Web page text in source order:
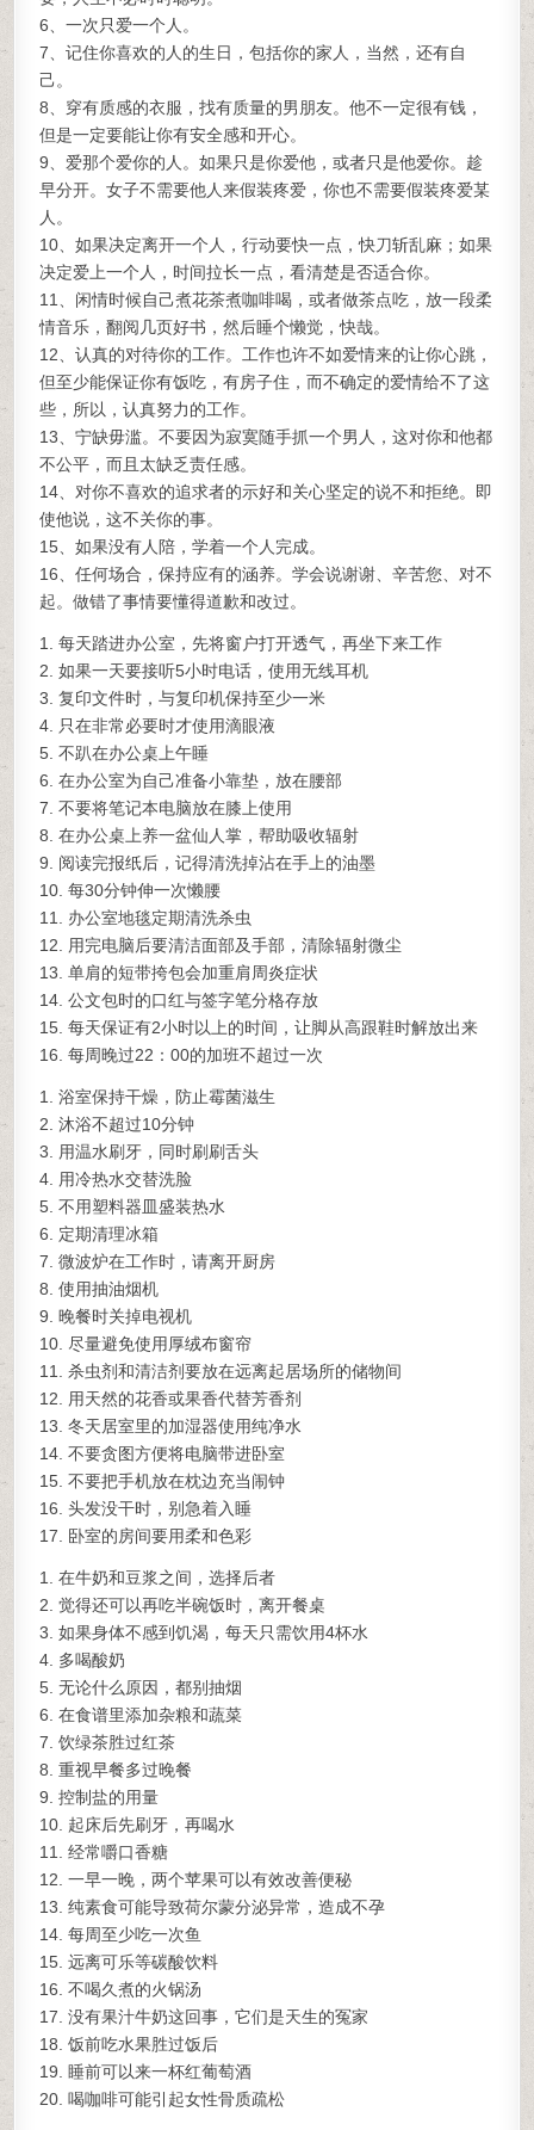
6、一次只爱一个人。
7、记住你喜欢的人的生日，包括你的家人，当然，还有自
己。
8、穿有质感的衣服，找有质量的男朋友。他不一定很有钱，
但是一定要能让你有安全感和开心。
9、爱那个爱你的人。如果只是你爱他，或者只是他爱你。趁
早分开。女子不需要他人来假装疼爱，你也不需要假装疼爱某
人。
10、如果决定离开一个人，行动要快一点，快刀斩乱麻；如果
决定爱上一个人，时间拉长一点，看清楚是否适合你。
11、闲情时候自己煮花茶煮咖啡喝，或者做茶点吃，放一段柔
情音乐，翻阅几页好书，然后睡个懒觉，快哉。
12、认真的对待你的工作。工作也许不如爱情来的让你心跳，
但至少能保证你有饭吃，有房子住，而不确定的爱情给不了这
些，所以，认真努力的工作。
13、宁缺毋滥。不要因为寂寞随手抓一个男人，这对你和他都
不公平，而且太缺乏责任感。
14、对你不喜欢的追求者的示好和关心坚定的说不和拒绝。即
使他说，这不关你的事。
15、如果没有人陪，学着一个人完成。
16、任何场合，保持应有的涵养。学会说谢谢、辛苦您、对不
起。做错了事情要懂得道歉和改过。
1. 每天踏进办公室，先将窗户打开透气，再坐下来工作
2. 如果一天要接听5小时电话，使用无线耳机
3. 复印文件时，与复印机保持至少一米
4. 只在非常必要时才使用滴眼液
5. 不趴在办公桌上午睡
6. 在办公室为自己准备小靠垫，放在腰部
7. 不要将笔记本电脑放在膝上使用
8. 在办公桌上养一盆仙人掌，帮助吸收辐射
9. 阅读完报纸后，记得清洗掉沾在手上的油墨
10. 每30分钟伸一次懒腰
11. 办公室地毯定期清洗杀虫
12. 用完电脑后要清洁面部及手部，清除辐射微尘
13. 单肩的短带挎包会加重肩周炎症状
14. 公文包时的口红与签字笔分格存放
15. 每天保证有2小时以上的时间，让脚从高跟鞋时解放出来
16. 每周晚过22：00的加班不超过一次
1. 浴室保持干燥，防止霉菌滋生
2. 沐浴不超过10分钟
3. 用温水刷牙，同时刷刷舌头
4. 用冷热水交替洗脸
5. 不用塑料器皿盛装热水
6. 定期清理冰箱
7. 微波炉在工作时，请离开厨房
8. 使用抽油烟机
9. 晚餐时关掉电视机
10. 尽量避免使用厚绒布窗帘
11. 杀虫剂和清洁剂要放在远离起居场所的储物间
12. 用天然的花香或果香代替芳香剂
13. 冬天居室里的加湿器使用纯净水
14. 不要贪图方便将电脑带进卧室
15. 不要把手机放在枕边充当闹钟
16. 头发没干时，别急着入睡
17. 卧室的房间要用柔和色彩
1. 在牛奶和豆浆之间，选择后者
2. 觉得还可以再吃半碗饭时，离开餐桌
3. 如果身体不感到饥渴，每天只需饮用4杯水
4. 多喝酸奶
5. 无论什么原因，都别抽烟
6. 在食谱里添加杂粮和蔬菜
7. 饮绿茶胜过红茶
8. 重视早餐多过晚餐
9. 控制盐的用量
10. 起床后先刷牙，再喝水
11. 经常嚼口香糖
12. 一早一晚，两个苹果可以有效改善便秘
13. 纯素食可能导致荷尔蒙分泌异常，造成不孕
14. 每周至少吃一次鱼
15. 远离可乐等碳酸饮料
16. 不喝久煮的火锅汤
17. 没有果汁牛奶这回事，它们是天生的冤家
18. 饭前吃水果胜过饭后
19. 睡前可以来一杯红葡萄酒
20. 喝咖啡可能引起女性骨质疏松